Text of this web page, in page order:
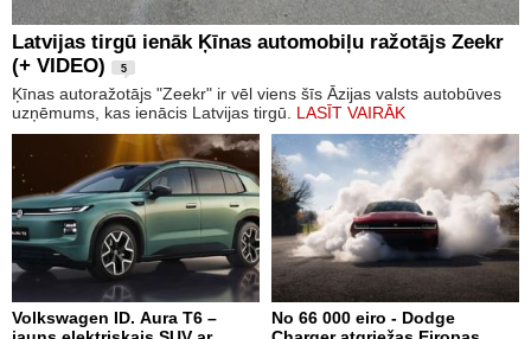
Latvijas tirgū ienāk Ķīnas automobiļu ražotājs Zeekr
(+ VIDEO)
5
Ķīnas autoražotājs "Zeekr" ir vēl viens šīs Āzijas valsts autobūves
uzņēmums, kas ienācis Latvijas tirgū. LASĪT VAIRĀK
Volkswagen ID. Aura T6 –
No 66 000 eiro - Dodge